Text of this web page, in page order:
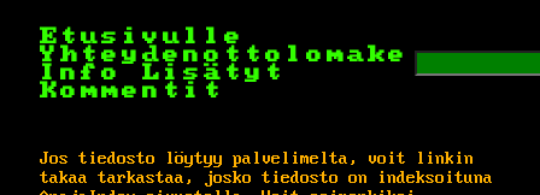
Etusivulle
Yhteydenottolomake
Info
Lisätyt
Kommentit
Jos tiedosto löytyy palvelimelta, voit linkin
takaa tarkastaa, josko tiedosto on indeksoituna